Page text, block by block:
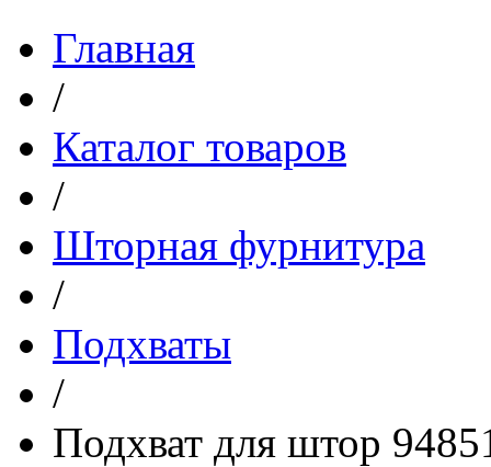
Главная
/
Каталог товаров
/
Шторная фурнитура
/
Подхваты
/
Подхват для штор